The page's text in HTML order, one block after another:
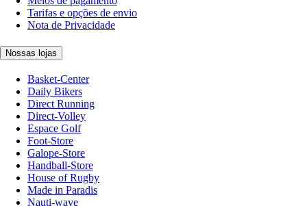
Tarifas e opções de envio
Nota de Privacidade
Nossas lojas
Basket-Center
Daily Bikers
Direct Running
Direct-Volley
Espace Golf
Foot-Store
Galope-Store
Handball-Store
House of Rugby
Made in Paradis
Nauti-wave